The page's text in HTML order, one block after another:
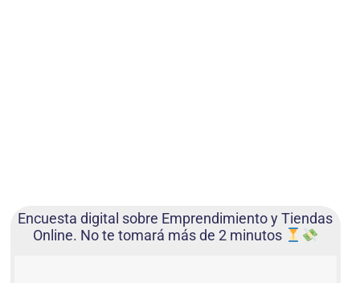
Encuesta digital sobre Emprendimiento y Tiendas
Online. No te tomará más de 2 minutos